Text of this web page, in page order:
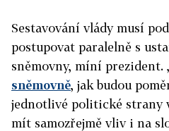
Sestavování vlády musí
postupovat paralelně s
sněmovny, míní prezident.
sněmovně, jak budou
jednotlivé politické strany
mít samozřejmě vliv i na